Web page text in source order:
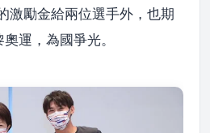
激勵金給兩位選手外，也期
運，為國爭光。